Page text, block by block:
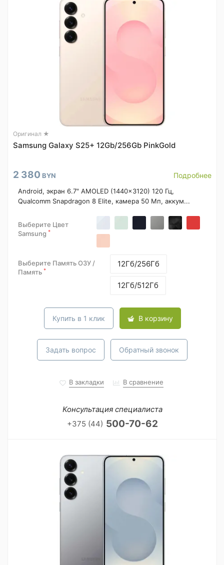
Оригинал ★
Samsung Galaxy S25+ 12Gb/256Gb PinkGold
2 380 BYN Подробнее
Android, экран 6.7" AMOLED (1440x3120) 120 Гц,
Qualcomm Snapdragon 8 Elite, камера 50 Мп, аккум...
Выберите Цвет
Samsung *
Выберите Память ОЗУ /
Память *
12Гб/256Гб
12Гб/512Гб
Купить в 1 клик В корзину
Задать вопрос Обратный звонок
В закладки В сравнение
Консультация специалиста
+375 (44) 500-70-62